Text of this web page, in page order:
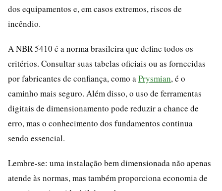
dos equipamentos e, em casos extremos, riscos de
incêndio.
A NBR 5410 é a norma brasileira que define todos os
critérios. Consultar suas tabelas oficiais ou as fornecidas
por fabricantes de confiança, como a Prysmian, é o
caminho mais seguro. Além disso, o uso de ferramentas
digitais de dimensionamento pode reduzir a chance de
erro, mas o conhecimento dos fundamentos continua
sendo essencial.
Lembre-se: uma instalação bem dimensionada não apenas
atende às normas, mas também proporciona economia de